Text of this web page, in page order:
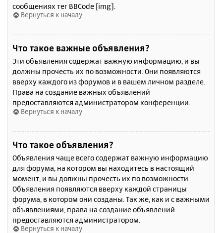
сообщениях тег BBCode [img].
Вернуться к началу
Что такое важные объявления?
Эти объявления содержат важную информацию, и вы
должны прочесть их по возможности. Они появляются
вверху каждого из форумов и в вашем личном разделе.
Права на создание важных объявлений
предоставляются администратором конференции.
Вернуться к началу
Что такое объявления?
Объявления чаще всего содержат важную информацию
для форума, на котором вы находитесь в настоящий
момент, и вы должны прочесть их по возможности.
Объявления появляются вверху каждой страницы
форума, в котором они созданы. Так же, как и с важными
объявлениями, права на создание объявлений
предоставляются администратором.
Вернуться к началу